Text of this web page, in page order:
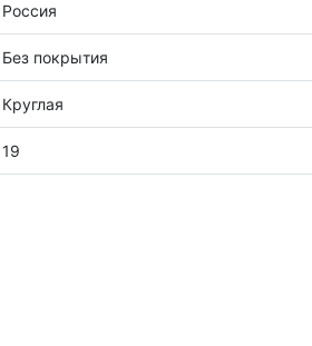
Россия
Без покрытия
Круглая
19